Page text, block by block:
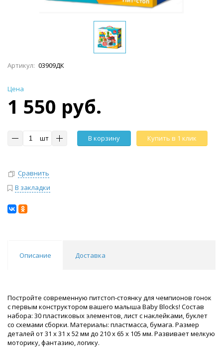
Артикул: 03909ДК
Цена
1 550 руб.
шт В корзину Купить в 1 клик
Сравнить
В закладки
Описание Доставка
Постройте современную питстоп-стоянку для чемпионов гонок
с первым конструктором вашего малыша Baby Blocks! Состав
набора: 30 пластиковых элементов, лист с наклейками, буклет
со схемами сборки. Материалы: пластмасса, бумага. Размер
деталей от 31 х 31 х 52 мм до 210 х 65 х 105 мм. Развивает мелкую
моторику, фантазию, логику.